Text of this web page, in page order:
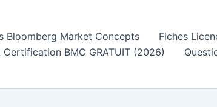
Bloomberg Market Concepts Fiches
Certification BMC GRATUIT (2026)